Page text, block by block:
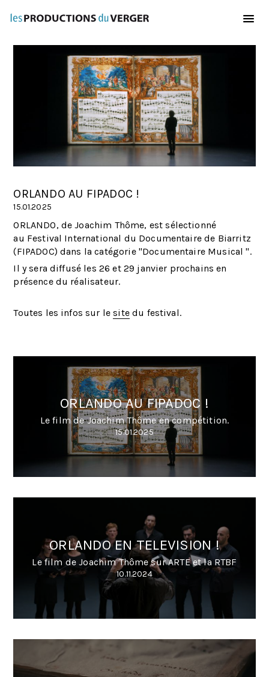
ORLANDO AU FIPADOC !
15.01.2025
ORLANDO, de Joachim Thôme, est sélectionné
au Festival International du Documentaire de Biarritz
(FIPADOC) dans la catégorie "Documentaire Musical ".
Il y sera diffusé les 26 et 29 janvier prochains en
présence du réalisateur.
Toutes les infos sur lesitedu festival.
ORLANDO AU FIPADOC !
Le film de Joachim Thôme en compétition.
15.01.2025
ORLANDO EN TELEVISION !
Le film de Joachim Thôme sur ARTE et la RTBF
10.11.2024